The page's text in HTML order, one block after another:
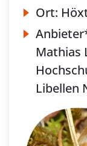
Ort:
Mathias
Libellen